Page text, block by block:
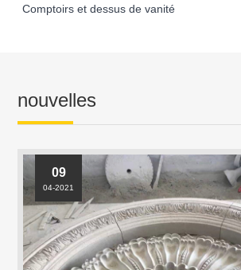
Comptoirs et dessus de vanité
nouvelles
09
04-2021